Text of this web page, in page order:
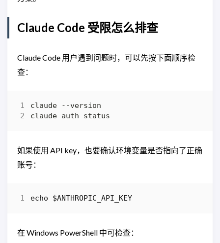
Claude Code 受限怎么排查
Claude Code 用户遇到问题时，可以先按下面顺序检
查：
如果使用 API key，也要确认环境变量是否指向了正确
账号：
echo $ANTHROPIC_API_KEY
在 Windows PowerShell 中可检查：